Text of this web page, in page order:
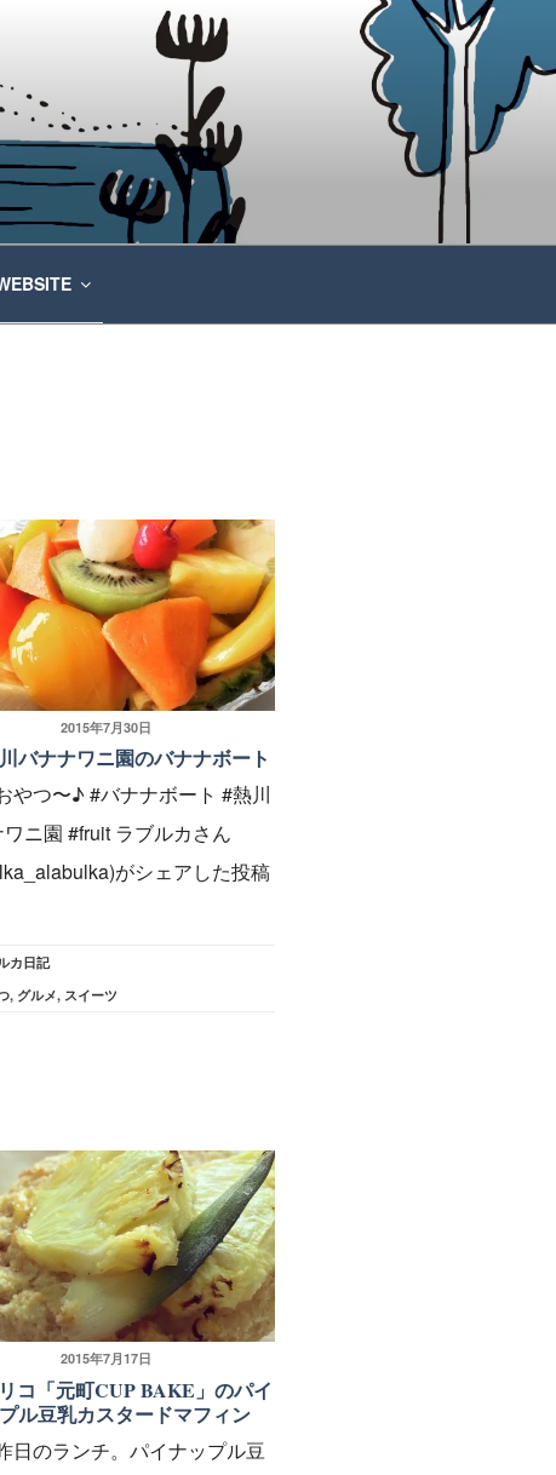
投
稿
日:
2015年7月30日
バナナワニ園のバナナボート
やつ〜♪ #バナナボート #熱川
ニ園 #fruit ラブルカさん
がシェアした投稿
カ日記
, グルメ, スイーツ
投
稿
日:
2015年7月17日
コ「元町CUP BAKE」のパイ
ル豆乳カスタードマフィン
日のランチ。パイナップル豆